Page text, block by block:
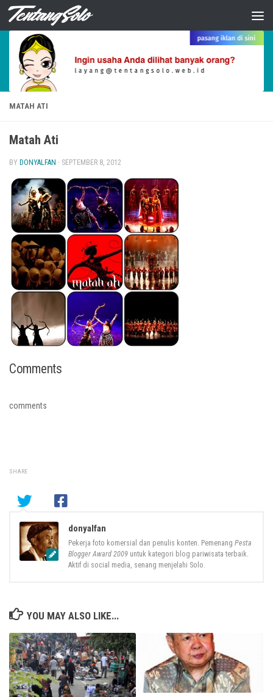
Skip to content
MATAH ATI
Matah Ati
BY DONYALFAN · SEPTEMBER 8, 2012
Comments
comments
SHARE
donyalfan
Pekerja foto komersial dan penulis konten. Pemenang Pesta
Blogger Award 2009 untuk kategori blog pariwisata terbaik.
Aktif di social media, senang menjelahi Solo.
YOU MAY ALSO LIKE...